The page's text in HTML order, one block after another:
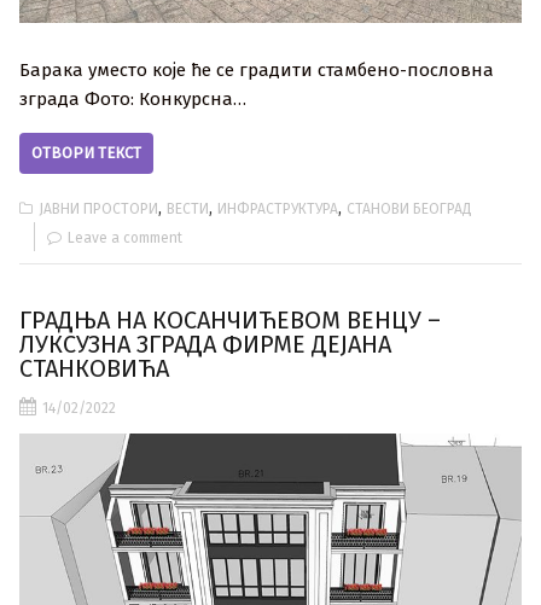
Барака уместо које ће се градити стамбено-пословна
зграда Фото: Конкурсна…
ОТВОРИ ТЕКСТ
ЈАВНИ ПРОСТОРИ, ВЕСТИ, ИНФРАСТРУКТУРА, СТАНОВИ БЕОГРАД
Leave a comment
ГРАДЊА НА КОСАНЧИЋЕВОМ ВЕНЦУ –
ЛУКСУЗНА ЗГРАДА ФИРМЕ ДЕЈАНА
СТАНКОВИЋА
14/02/2022